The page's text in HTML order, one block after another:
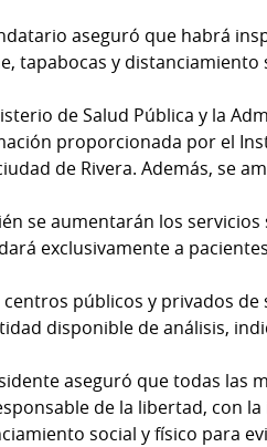
aseguró que habrá
tapabocas y
de Salud Pública y la
proporcionada por el
de Rivera. Además, se
se aumentarán los
exclusivamente a
centros públicos y privados
disponible de análisis,
aseguró que todas las
de la libertad, con
social y físico para